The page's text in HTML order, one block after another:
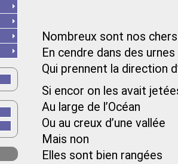
Nombreux sont nos
En cendre dans des urnes
Qui prennent la direction
Si encor on les avait
Au large de l’Océan
Ou au creux d’une vallée
Mais non
Elles sont bien rangées